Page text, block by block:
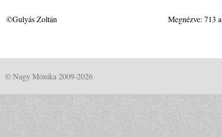
©Gulyás Zoltán Megnézve: 713
© Nagy Mónika 2009-2026